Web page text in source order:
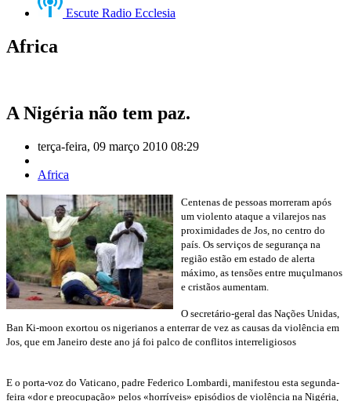
Escute Radio Ecclesia
Africa
A Nigéria não tem paz.
terça-feira, 09 março 2010 08:29
Africa
Centenas de pessoas morreram após
um violento ataque a vilarejos nas
proximidades de Jos, no centro do
país. Os serviços de segurança na
região estão em estado de alerta
máximo, as tensões entre muçulmanos
e cristãos aumentam.
O secretário-geral das Nações Unidas,
Ban Ki-moon exortou os nigerianos a enterrar de vez as causas da violência em
Jos, que em Janeiro deste ano já foi palco de conflitos interreligiosos
E o porta-voz do Vaticano, padre Federico Lombardi, manifestou esta segunda-
feira «dor e preocupação» pelos «horríveis» episódios de violência na Nigéria,